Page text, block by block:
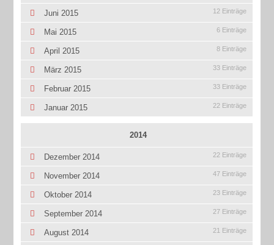
Juni 2015 12 Einträge
Mai 2015 6 Einträge
April 2015 8 Einträge
März 2015 33 Einträge
Februar 2015 33 Einträge
Januar 2015 22 Einträge
2014
Dezember 2014 22 Einträge
November 2014 47 Einträge
Oktober 2014 23 Einträge
September 2014 27 Einträge
August 2014 21 Einträge